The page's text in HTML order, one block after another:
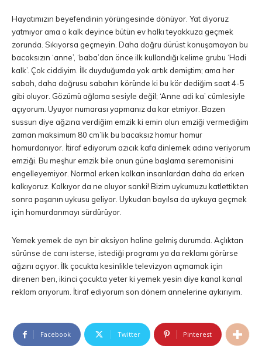
Hayatımızın beyefendinin yörüngesinde dönüyor. Yat diyoruz
yatmıyor ama o kalk deyince bütün ev halkı teyakkuza geçmek
zorunda. Sıkıyorsa geçmeyin. Daha doğru dürüst konuşamayan bu
bacaksızın ‘anne’, ‘baba’dan önce ilk kullandığı kelime grubu ‘Hadi
kalk’. Çok ciddiyim. İlk duyduğumda yok artık demiştim; ama her
sabah, daha doğrusu sabahın köründe ki bu kör dediğim saat 4-5
gibi oluyor. Gözümü ağlama sesiyle değil; ‘Anne adi ka’ cümlesiyle
açıyorum. Uyuyor numarası yapmanız da kar etmiyor. Bazen
sussun diye ağzına verdiğim emzik ki emin olun emziği vermediğim
zaman maksimum 80 cm’lik bu bacaksız homur homur
homurdanıyor. İtiraf ediyorum azıcık kafa dinlemek adına veriyorum
emziği. Bu meşhur emzik bile onun güne başlama seremonisini
engelleyemiyor. Normal erken kalkan insanlardan daha da erken
kalkıyoruz. Kalkıyor da ne oluyor sanki! Bizim uykumuzu katlettikten
sonra paşanın uykusu geliyor. Uykudan bayılsa da uykuya geçmek
için homurdanmayı sürdürüyor.
Yemek yemek de ayrı bir aksiyon haline gelmiş durumda. Açlıktan
sürünse de canı isterse, istediği programı ya da reklamı görürse
ağzını açıyor. İlk çocukta kesinlikle televizyon açmamak için
direnen ben, ikinci çocukta yeter ki yemek yesin diye kanal kanal
reklam arıyorum. İtiraf ediyorum son dönem annelerine aykırıyım.
Facebook Twitter Pinterest